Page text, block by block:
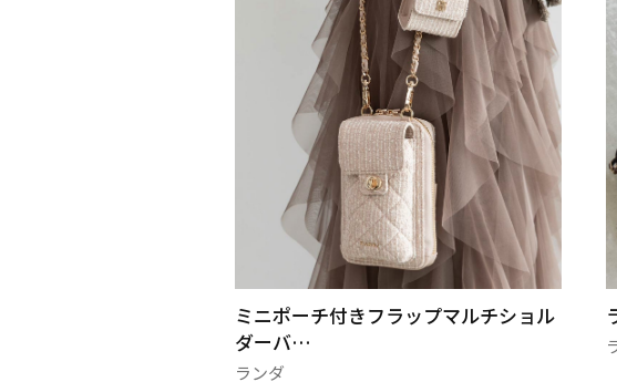
ミニポーチ付きフラップマルチショル
ダーバ…
ランダ